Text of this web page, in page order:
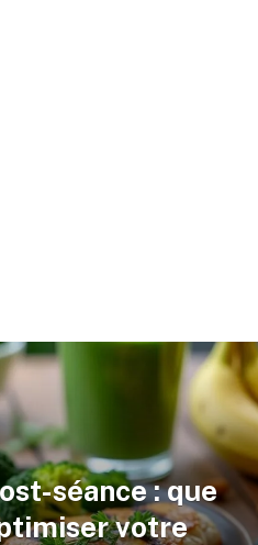
séance : que
votre